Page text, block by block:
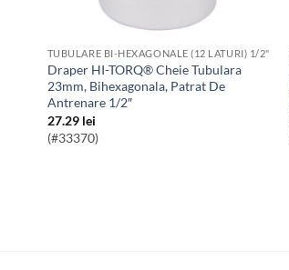
TUBULARE BI-HEXAGONALE (12 LATURI) 1/2"
Draper HI-TORQ® Cheie Tubulara
23mm, Bihexagonala, Patrat De
Antrenare 1/2″
27.29 lei
(#33370)